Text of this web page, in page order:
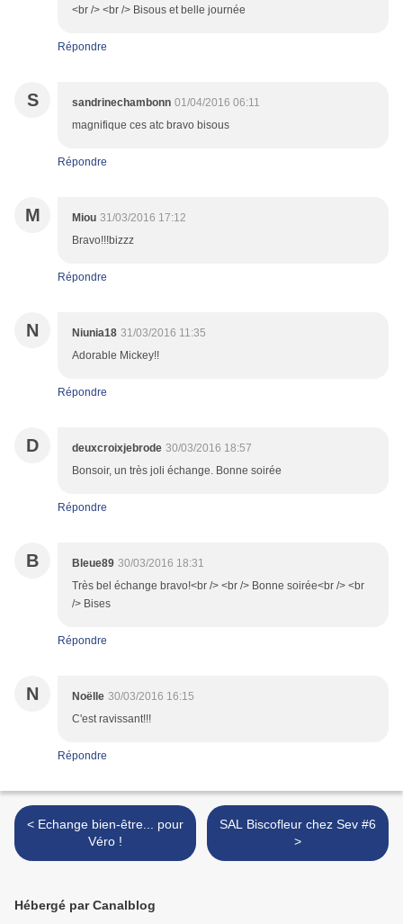
<br /> <br /> Bisous et belle journée
Répondre
S sandrinechambonn 01/04/2016 06:11
magnifique ces atc bravo bisous
Répondre
M Miou 31/03/2016 17:12
Bravo!!!bizzz
Répondre
N Niunia18 31/03/2016 11:35
Adorable Mickey!!
Répondre
D deuxcroixjebrode 30/03/2016 18:57
Bonsoir, un très joli échange. Bonne soirée
Répondre
B Bleue89 30/03/2016 18:31
Très bel échange bravo!<br /> <br /> Bonne soirée<br /> <br
/> Bises
Répondre
N Noëlle 30/03/2016 16:15
C'est ravissant!!!
Répondre
< Echange bien-être... pour
Véro !
SAL Biscofleur chez Sev #6
>
Hébergé par Canalblog